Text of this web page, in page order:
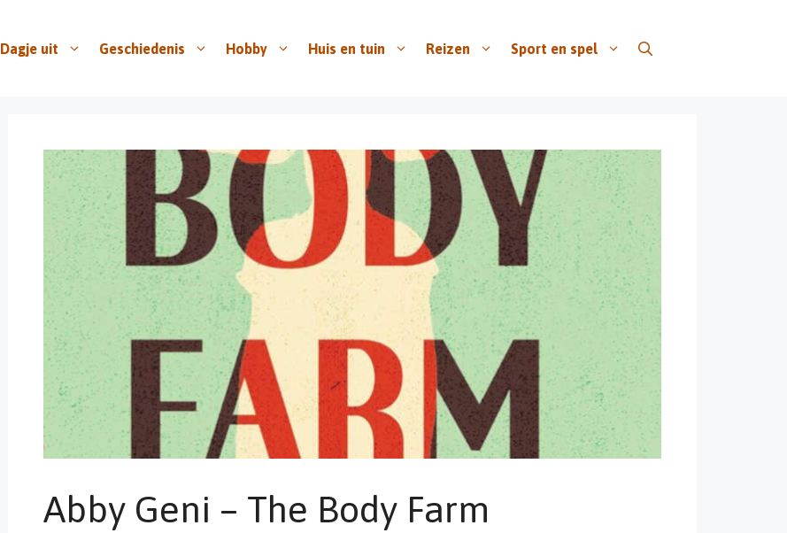
Dagje uit Geschiedenis Hobby Huis en tuin Reizen Sport en spel
Abby Geni – The Body Farm